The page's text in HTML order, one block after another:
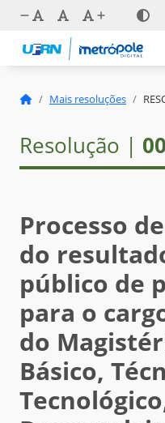
Mais resoluções
Resolução |
Processo
do
público de
para o
do
Básico,